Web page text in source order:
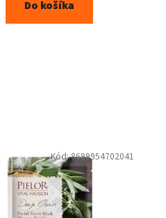
Do košíka
Kód:8699954702041